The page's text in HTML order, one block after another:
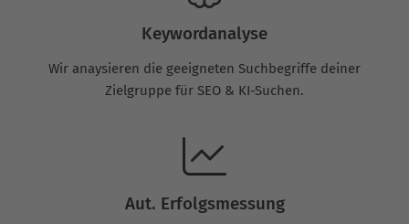
Keywordanalyse
Wir anaysieren die geeigneten Suchbegriffe deiner
Zielgruppe für SEO & KI-Suchen.
Aut. Erfolgsmessung